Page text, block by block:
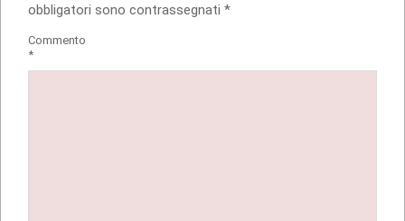
obbligatori sono contrassegnati *
Commento
*